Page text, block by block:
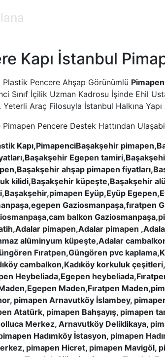
Kapı İstanbul
Plastik Pencere Ahşap Görünümlü
Sınıf İçilik Uzman Kadrosu İşinde Ehil
Yeterli Araç Filosuyla İstanbul Halkına
Pimapen Pencere Destek Hattından
Kapı,PimapenciBaşakşehir
Egepen
ahşap pimapen
kilidi,Başakşehir küpeşte,Başakşehir
Eyüp,Eyüp
Gaziosmanpaşa,fıratpen
balkon
pimapen,Adalar pimapen
alüminyum küpeşte,Adalar
Fıratpen,Güngören pvc
cambalkon,Kadıköy korkuluk
Heybeliada,Egepen
Maden,Fıratpen
pimapen Arnavutköy İslambey,
Atatürk, pimapen Bahşayış, pimapen
Merkez, Arnavutköy Deliklikaya,
Hadımköy İstasyon, pimapen
pimapen Hicret, pimapen